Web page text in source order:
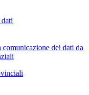
comunicazione dei dati da